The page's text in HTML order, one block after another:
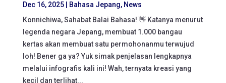
Dec 16, 2025| Bahasa Jepang, News
Konnichiwa, Sahabat Balai Bahasa! 👋 Katanya menurut
legenda negara Jepang, membuat 1.000 bangau
kertas akan membuat satu permohonanmu terwujud
loh! Bener ga ya? Yuk simak penjelasan lengkapnya
melalui infografis kali ini! Wah, ternyata kreasi yang
kecil dan terlihat...